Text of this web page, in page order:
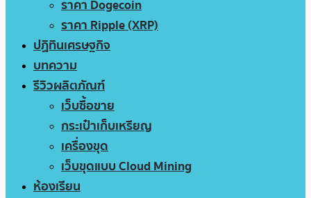
ราคา Dogecoin
ราคา Ripple (XRP)
ปฏิทินเศรษฐกิจ
บทความ
รีวิวผลิตภัณฑ์
เว็บซื้อขาย
กระเป๋าเก็บเหรียญ
เครื่องขุด
เว็บขุดแบบ Cloud Mining
ห้องเรียน